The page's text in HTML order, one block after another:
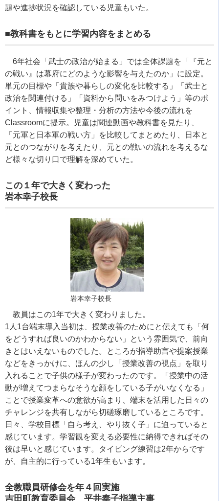
題や進捗状況を確認している児童もいた。
■教科書をもとに学習内容をまとめる
6年社会「武士の政治が始まる」では全体課題を「『元と
の戦い』は幕府にどのような影響を与えたのか」に設定。
単元の目標や「貴族や暮らしの変化を比較する」「武士と
政治を関連付ける」「資料から問いをみつけよう」等のポ
イント、情報収集や整理・分析の方法や今後の流れを
Classroomに提示。児童は関連動画や教科書を見たり、
「元軍と日本軍の戦い方」を比較してまとめたり、日本と
元とのつながりを考えたり、元との戦いの流れを考えるな
ど様々な切り口で理解を深めていた。
この１年で大きく変わった
岩本幸子校長
岩本幸子校長
教員はこの1年で大きく変わりました。
1人1台端末導入当初は、授業改善のためにと伝えても「何
をどうすれば良いのかわからない」という雰囲気で、前向
きとはいえないものでした。ところが指導助言や提案授業
などをきっかけに、ほんの少し「授業改善の視点」を取り
入れることで子供の様子が変わったのです。「授業中の活
動が増えてつまらなそうな顔をしている子がいなくなる」
ことで授業変革への意欲が高まり、端末を活用した日々の
チャレンジを共有しながら切磋琢磨しているところです。
日々、学校目標「自ら考え、やり抜く子」に迫っていると
感じています。学習観を変える必要性に納得できればその
後は早いと感じています。タイピング練習は2年からです
が、自主的に行っている1年生もいます。
全教職員研修会を年４回実施
吉田町教育委員会 平井奉子指導主事